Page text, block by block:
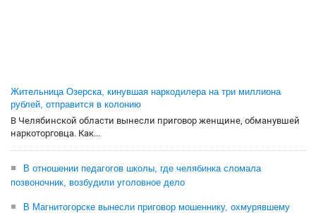
Жительница Озерска, кинувшая наркодилера на три миллиона
рублей, отправится в колонию
В Челябинской области вынесли приговор женщине, обманувшей
наркоторговца. Как...
В отношении педагогов школы, где челябинка сломала
позвоночник, возбудили уголовное дело
В Магнитогорске вынесли приговор мошеннику, охмурявшему